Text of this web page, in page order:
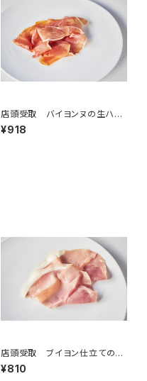
店頭受取 バイヨンヌの生ハム1
2ヶ月以上熟成 50g ＜ピエー
ル・オテイザ＞(フランス・バスク)
¥918
店頭受取 ブイヨン仕立てのボ
イルハム（ジャンボンキュイ） 5
0g ＜ピエール・オテイザ＞(フラ
¥810